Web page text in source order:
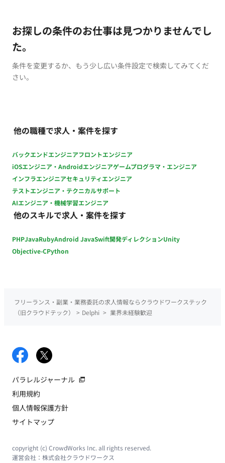
お探しの条件のお仕事は見つかりませんでし
た。
条件を変更するか、もう少し広い条件設定で検索してみてくだ
さい。
他の職種で求人・案件を探す
バックエンドエンジニアフロントエンジニア
iOSエンジニア・Androidエンジニアゲームプログラマ・エンジニア
インフラエンジニアセキュリティエンジニア
テストエンジニア・テクニカルサポート
AIエンジニア・機械学習エンジニア
他のスキルで求人・案件を探す
PHPJavaRubyAndroid JavaSwift開発ディレクションUnity
Objective-CPython
フリーランス・副業・業務委託の求人情報ならクラウドワークステック
（旧クラウドテック）
> Delphi > 業界未経験歓迎
パラレルジャーナル
利用規約
個人情報保護方針
サイトマップ
copyright (c) CrowdWorks Inc. all rights reserved.
運営会社： 株式会社クラウドワークス